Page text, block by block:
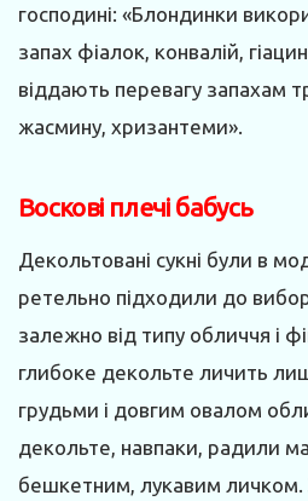
господині: «Блондинки
запах фіалок, конвалій,
віддають перевагу запахам
жасмину, хризантеми».
Воскові плечі бабусь
Декольтовані сукні були в
ретельно підходили до
залежно від типу обличчя і
глибоке декольте личить
грудьми і довгим овалом
декольте, навпаки, радили
бешкетним, лукавим личком.